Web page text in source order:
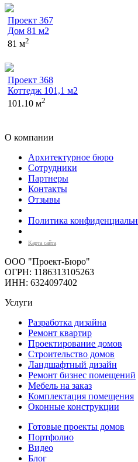
Проект 367
Дом 81 м2
81 м2
Проект 368
Коттедж 101,1 м2
101.10 м2
О компании
Архитектурное бюро
Сотрудники
Партнеры
Контакты
Отзывы
Политика
Карта сайта
ООО "Проект-Бюро"
ОГРН: 1186313105263
ИНН: 6324097402
Услуги
Разработка дизайна
Ремонт квартир
Проектирование домов
Строительство домов
Ландшафтный дизайн
Ремонт бизнес помещений
Мебель на заказ
Комплектация помещения
Оконные конструкции
Готовые проекты домов
Портфолио
Видео
Блог